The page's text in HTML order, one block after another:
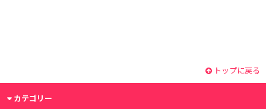
トップに戻る
カテゴリー